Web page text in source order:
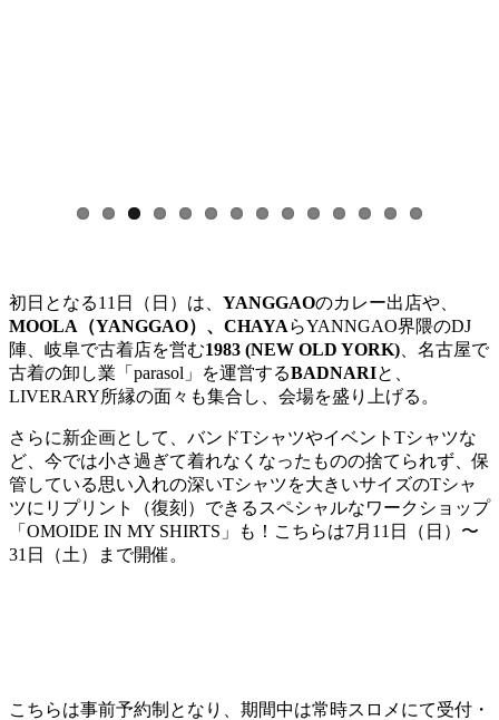
初日となる11日（日）は、 YANGGAOのカレー出店や、
MOOLA（YANGGAO）、CHAYAらYANNGAO界隈のDJ
陣、岐阜で古着店を営む1983 (NEW OLD YORK) 、名古屋で
古着の卸し業「parasol」を運営するBADNARIと、
LIVERARY所縁の面々も集合し、会場を盛り上げる。
さらに新企画として、バンドTシャツやイベントTシャツな
ど、今では小さ過ぎて着れなくなったものの捨てられず、保
管している思い入れの深いTシャツを大きいサイズのTシャ
ツにリプリント（復刻）できるスペシャルなワークショップ
「OMOIDE IN MY SHIRTS」も！こちらは7月11日（日）〜
31日（土）まで開催。
こちらは事前予約制となり、期間中は常時スロメにて受付・